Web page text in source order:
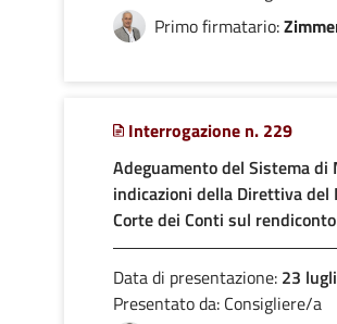
Primo firmatario:
Interrogazione n. 229
Adeguamento del Sistema di
indicazioni della Direttiva
Corte dei Conti sul
Data di presentazione: 23
Presentato da: Consigliere/a